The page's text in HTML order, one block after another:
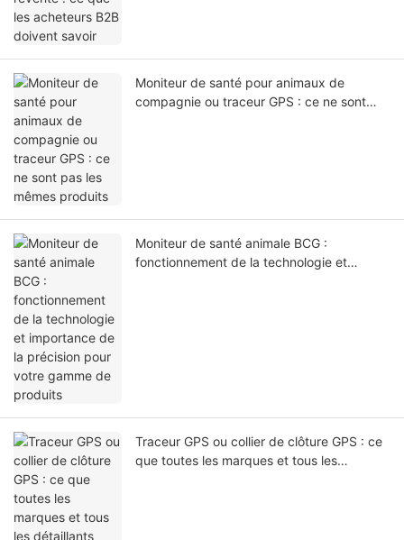
Moniteur de santé pour animaux de
compagnie ou traceur GPS : ce ne sont
Moniteur de santé animale BCG :
fonctionnement de la technologie et
Traceur GPS ou collier de clôture GPS : ce
que toutes les marques et tous les